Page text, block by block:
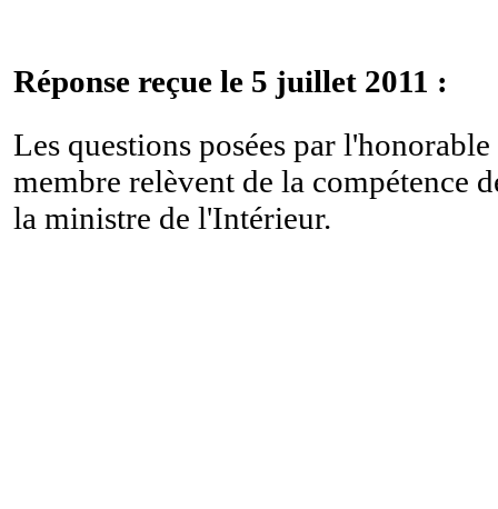
Réponse reçue le 5 juillet 2011 :
Les questions posées par l'honorable
membre relèvent de la compétence
la ministre de l'Intérieur.